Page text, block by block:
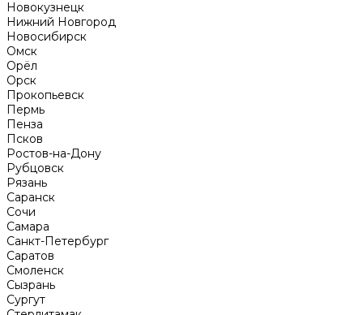
Новокузнецк
Нижний Новгород
Новосибирск
Омск
Орёл
Орск
Прокопьевск
Пермь
Пенза
Псков
Ростов-на-Дону
Рубцовск
Рязань
Саранск
Сочи
Самара
Санкт-Петербург
Саратов
Смоленск
Сызрань
Сургут